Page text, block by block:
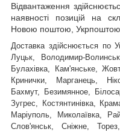
Відвантаження
наявності позицій на
Новою поштою, Укрпоштою,
Доставка здійснюється по
Луцьк, Володимир-
Булахівка, Кам'янське,
Кринички, Марганець,
Бахмут, Безимянное,
Зугрес, Костянтинівка,
Маріуполь, Миколаївка,
Слов'янськ, Сніжне,